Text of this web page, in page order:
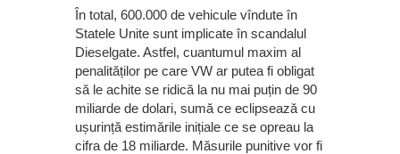
În total, 600.000 de vehicule vîndute în
Statele Unite sunt implicate în scandalul
Dieselgate. Astfel, cuantumul maxim al
penalităților pe care VW ar putea fi obligat
să le achite se ridică la nu mai puțin de 90
miliarde de dolari, sumă ce eclipsează cu
ușurință estimările inițiale ce se opreau la
cifra de 18 miliarde. Măsurile punitive vor fi